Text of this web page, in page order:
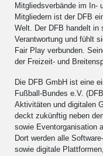
Mitgliedsverbände im In-
Mitgliedern ist der DFB
Welt. Der DFB handelt in
Verantwortung und fühlt
Fair Play verbunden.
der Freizeit- und
Die DFB GmbH ist eine
Fußball-Bundes e.V.
Aktivitäten und digitalen
deckt zukünftig neben
sowie Eventorganisation
Dort werden alle
sowie digitale